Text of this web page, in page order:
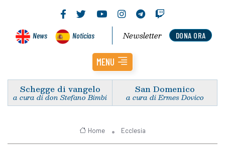
News Noticias DONA ORA
Newsletter
MENU
Schegge di vangelo
a cura di don Stefano Bimbi
San Domenico
a cura di Ermes Dovico
Home Ecclesia